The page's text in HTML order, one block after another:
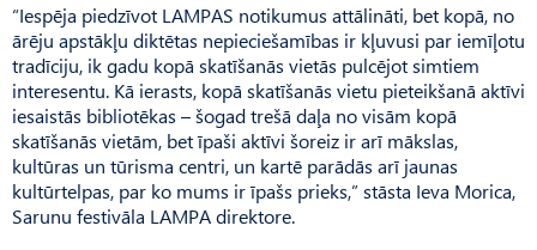
“Iespēja piedzīvot LAMPAS notikumus attālināti, bet kopā, no
ārēju apstākļu diktētas nepieciešamības ir kļuvusi par iemīļotu
tradīciju, ik gadu kopā skatīšanās vietās pulcējot simtiem
interesentu. Kā ierasts, kopā skatīšanās vietu pieteikšanā aktīvi
iesaistās bibliotēkas – šogad trešā daļa no visām kopā
skatīšanās vietām, bet īpaši aktīvi šoreiz ir arī mākslas,
kultūras un tūrisma centri, un kartē parādās arī jaunas
kultūrtelpas, par ko mums ir īpašs prieks,” stāsta Ieva Morica,
Sarunu festivāla LAMPA direktore.